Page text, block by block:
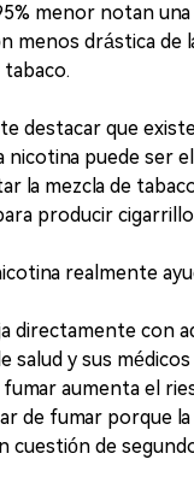
menor notan
menos drástica de
destacar que
nicotina puede ser
la mezcla de
producir
realmente
directamente con
salud y sus
fumar aumenta el
de fumar porque
cuestión de